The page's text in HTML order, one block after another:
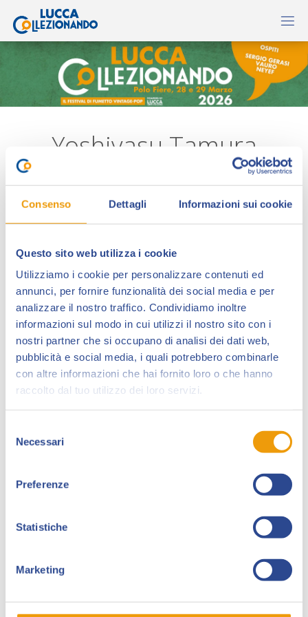
Consenso Dettagli Informazioni sui cookie
Questo sito web utilizza i cookie
Utilizziamo i cookie per personalizzare contenuti ed
annunci, per fornire funzionalità dei social media e per
analizzare il nostro traffico. Condividiamo inoltre
informazioni sul modo in cui utilizzi il nostro sito con i
nostri partner che si occupano di analisi dei dati web,
pubblicità e social media, i quali potrebbero combinarle
con altre informazioni che hai fornito loro o che hanno
raccolto dal tuo utilizzo dei loro servizi.
delNecessari
Preferenze
Statistiche
Marketing
Yoshiyasu Tamura
Mangaka e pittore, ha pubblicato il suo primo manga
Oggi le sue tele vengono esposte nelle gallerie di
secondo volume di Devil’s Relics, il manga che ha
insegnanti di Lucca Manga School.